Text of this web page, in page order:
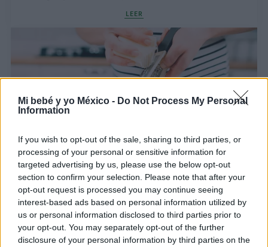
Mi bebé y yo México - Do Not Process My Personal
Information
If you wish to opt-out of the sale, sharing to third parties, or
processing of your personal or sensitive information for
targeted advertising by us, please use the below opt-out
section to confirm your selection. Please note that after your
opt-out request is processed you may continue seeing
interest-based ads based on personal information utilized by
us or personal information disclosed to third parties prior to
your opt-out. You may separately opt-out of the further
disclosure of your personal information by third parties on the
LEER
¿Se puede comer mozzarella en el embarazo?
LEER